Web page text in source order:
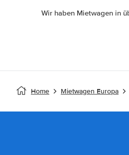
Wir haben Mietwagen in
Home Mietwagen Europa